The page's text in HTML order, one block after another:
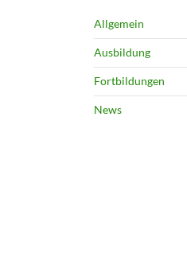
Allgemein
Ausbildung
Fortbildungen
News